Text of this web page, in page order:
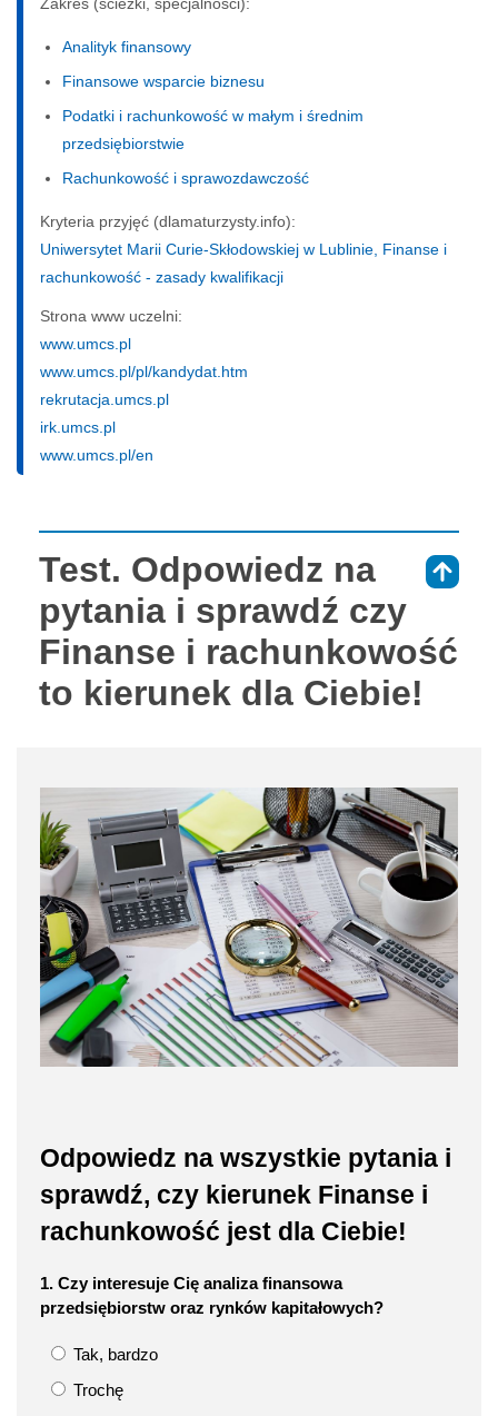
Zakres (ścieżki, specjalności):
Analityk finansowy
Finansowe wsparcie biznesu
Podatki i rachunkowość w małym i średnim
przedsiębiorstwie
Rachunkowość i sprawozdawczość
Kryteria przyjęć (dlamaturzysty.info):
Uniwersytet Marii Curie-Skłodowskiej w Lublinie, Finanse i
rachunkowość - zasady kwalifikacji
Strona www uczelni:
www.umcs.pl
www.umcs.pl/pl/kandydat.htm
rekrutacja.umcs.pl
irk.umcs.pl
www.umcs.pl/en
Test. Odpowiedz na
pytania i sprawdź czy
Finanse i rachunkowość
to kierunek dla Ciebie!
Odpowiedz na wszystkie pytania i
sprawdź, czy kierunek Finanse i
rachunkowość jest dla Ciebie!
1. Czy interesuje Cię analiza finansowa
przedsiębiorstw oraz rynków kapitałowych?
Tak, bardzo
Trochę